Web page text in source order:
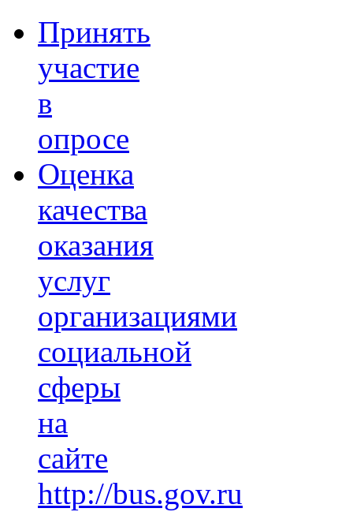
Принять
участие
в
опросе
Оценка
качества
оказания
услуг
организациями
социальной
сферы
на
сайте
http://bus.gov.ru